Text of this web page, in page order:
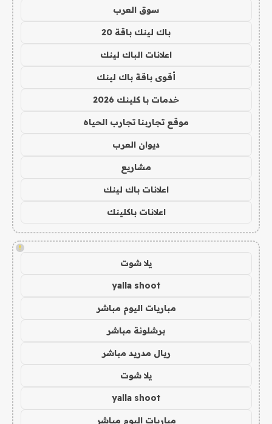
سوق العرب
باك لينك باقة 20
اعلانات الباك لينك
أقوى باقة باك لينك
خدمات با كلينك 2026
موقع تجاربنا تجارب الحياه
ديوان العرب
مشاريع
اعلانات باك لينك
اعلانات باكلينك
!
يلا شوت
yalla shoot
مباريات اليوم مباشر
برشلونة مباشر
ريال مدريد مباشر
يلا شوت
yalla shoot
مباريات اليوم مباشر